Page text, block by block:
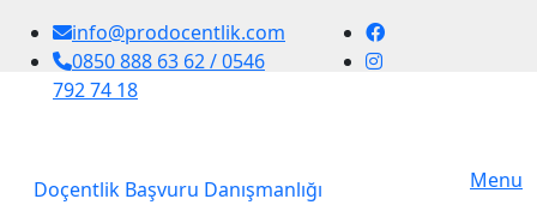
info@prodocentlik.com
0850 888 63 62 / 0546
792 74 18
Doçentlik Başvuru Danışmanlığı
Menu